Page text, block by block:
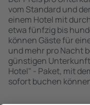
vom Standard und
einem Hotel mit
etwa fünfzig bis
können Gäste für
und mehr pro Nacht
günstigen
Hotel" - Paket, mit
sofort buchen